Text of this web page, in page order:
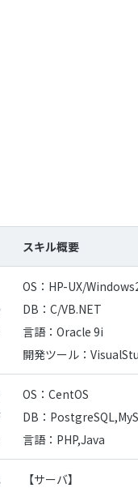
スキル概要
OS：HP-UX/
DB：C/VB.NET
言語：Oracle 9i
開発ツール：
OS：CentOS
DB：
言語：PHP,Java
【サーバ】